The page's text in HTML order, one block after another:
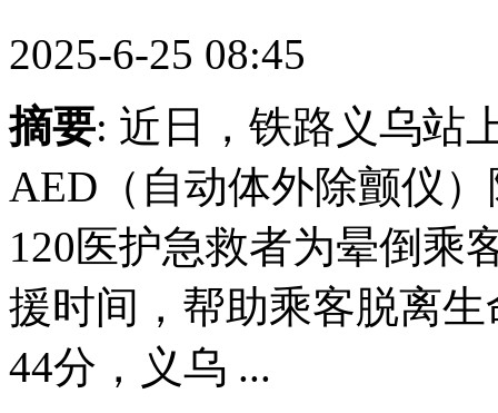
2025-6-25 08:45
摘要: 近日，铁路义乌站
AED（自动体外除颤仪
120医护急救者为晕倒乘
援时间，帮助乘客脱离
44分，义乌 ...